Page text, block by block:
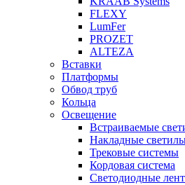
FLEXY
LumFer
PROZET
ALTEZA
Вставки
Платформы
Обвод труб
Кольца
Освещение
Встраиваемые
Накладные
Трековые системы
Кордовая система
Светодиодные